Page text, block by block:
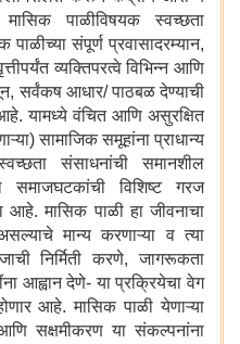
पाळीविषयक स्वच्छता
संपूर्ण प्रवासादरम्यान,
व्यक्तिपरत्वे विभिन्न आणि
सर्वंकष आधार/ पाठबळ देण्याची
यामध्ये वंचित आणि असुरक्षित
सामाजिक समूहांना प्राधान्य
संसाधनांची समानशील
विशिष्ट गरज
आहे. मासिक पाळी हा जीवनाचा
मान्य करणाऱ्या व त्या
निर्मिती करणे, जागरूकता
आह्वान देणे- या प्रक्रियेचा वेग
आहे. मासिक पाळी येणाऱ्या
सक्षमीकरण या संकल्पनांना